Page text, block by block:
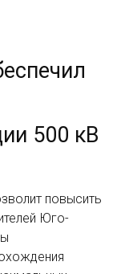
500 кВ
повысить
Юго-